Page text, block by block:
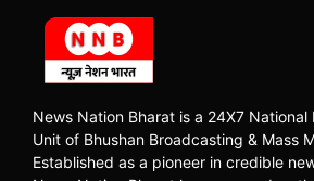
News Nation Bharat is a 24X7 National
Unit of Bhushan Broadcasting & Mass
Established as a pioneer in credible